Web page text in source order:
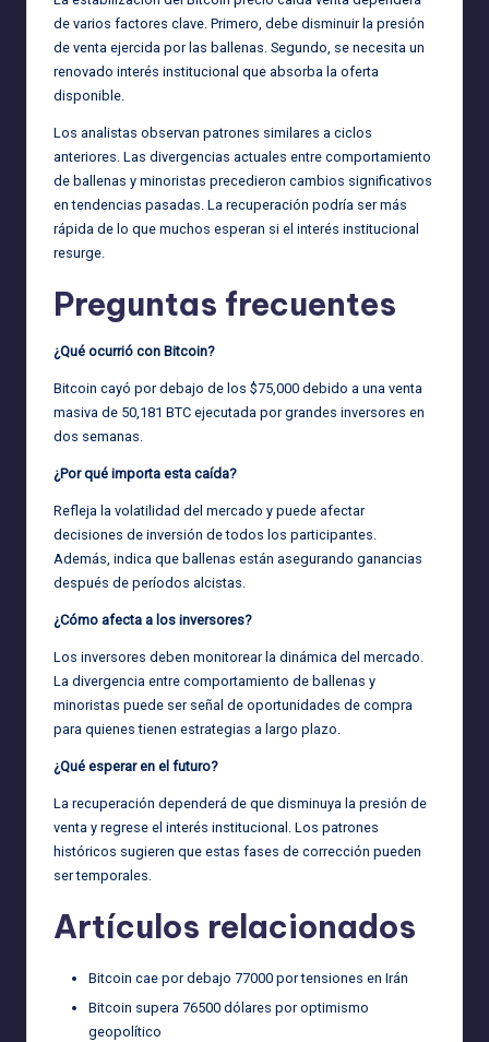
de varios factores clave. Primero, debe disminuir la presión
de venta ejercida por las ballenas. Segundo, se necesita un
renovado interés institucional que absorba la oferta
disponible.
Los analistas observan patrones similares a ciclos
anteriores. Las divergencias actuales entre comportamiento
de ballenas y minoristas precedieron cambios significativos
en tendencias pasadas. La recuperación podría ser más
rápida de lo que muchos esperan si el interés institucional
resurge.
Preguntas frecuentes
¿Qué ocurrió con Bitcoin?
Bitcoin cayó por debajo de los $75,000 debido a una venta
masiva de 50,181 BTC ejecutada por grandes inversores en
dos semanas.
¿Por qué importa esta caída?
Refleja la volatilidad del mercado y puede afectar
decisiones de inversión de todos los participantes.
Además, indica que ballenas están asegurando ganancias
después de períodos alcistas.
¿Cómo afecta a los inversores?
Los inversores deben monitorear la dinámica del mercado.
La divergencia entre comportamiento de ballenas y
minoristas puede ser señal de oportunidades de compra
para quienes tienen estrategias a largo plazo.
¿Qué esperar en el futuro?
La recuperación dependerá de que disminuya la presión de
venta y regrese el interés institucional. Los patrones
históricos sugieren que estas fases de corrección pueden
ser temporales.
Artículos relacionados
Bitcoin cae por debajo 77000 por tensiones en Irán
Bitcoin supera 76500 dólares por optimismo
geopolítico